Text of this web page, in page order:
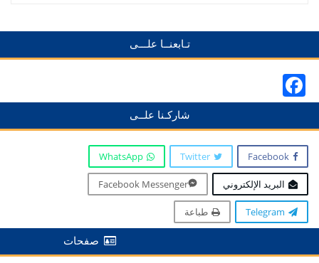
تـابعنــا علـــى
شاركـنا علــى
Facebook
Twitter
WhatsApp
البريد الإلكتروني Facebook Messenger
Telegram طباعة
صفحات